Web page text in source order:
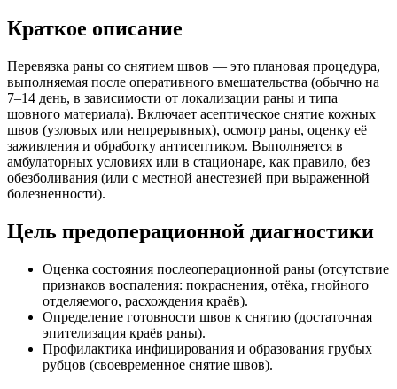
Краткое описание
Перевязка раны со снятием швов — это плановая процедура,
выполняемая после оперативного вмешательства (обычно на
7–14 день, в зависимости от локализации раны и типа
шовного материала). Включает асептическое снятие кожных
швов (узловых или непрерывных), осмотр раны, оценку её
заживления и обработку антисептиком. Выполняется в
амбулаторных условиях или в стационаре, как правило, без
обезболивания (или с местной анестезией при выраженной
болезненности).
Цель предоперационной диагностики
Оценка состояния послеоперационной раны (отсутствие
признаков воспаления: покраснения, отёка, гнойного
отделяемого, расхождения краёв).
Определение готовности швов к снятию (достаточная
эпителизация краёв раны).
Профилактика инфицирования и образования грубых
рубцов (своевременное снятие швов).